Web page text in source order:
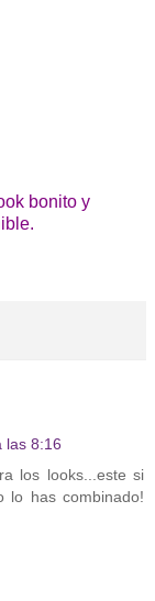
bonito y
las 8:16
los looks...este si
lo has combinado!